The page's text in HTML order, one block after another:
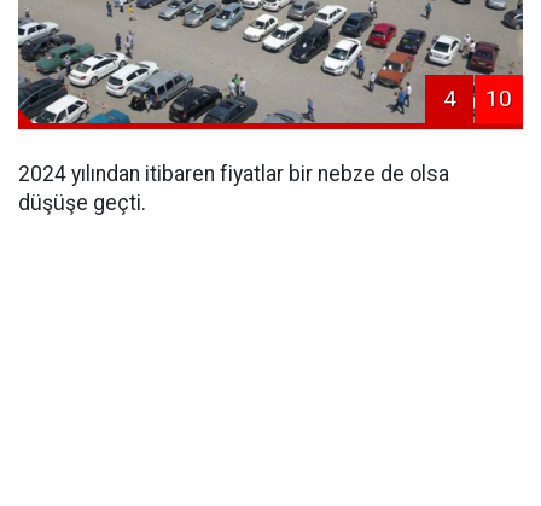
4 10
2024 yılından itibaren fiyatlar bir nebze de olsa
düşüşe geçti.